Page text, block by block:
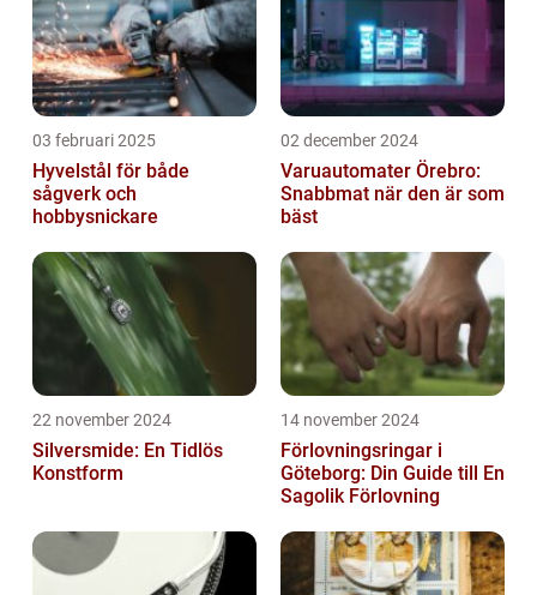
03 februari 2025
Hyvelstål för både
sågverk och
hobbysnickare
02 december 2024
Varuautomater Örebro:
Snabbmat när den är som
bäst
22 november 2024
Silversmide: En Tidlös
Konstform
14 november 2024
Förlovningsringar i
Göteborg: Din Guide till En
Sagolik Förlovning